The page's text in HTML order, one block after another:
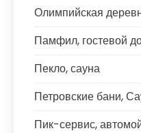
Олимпийская
Памфил, гостевой
Пекло, сауна
Петровские бани,
Пик-сервис,